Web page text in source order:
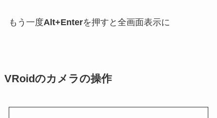
もう一度Alt+Enterを押すと全画面表示に
VRoidのカメラの操作